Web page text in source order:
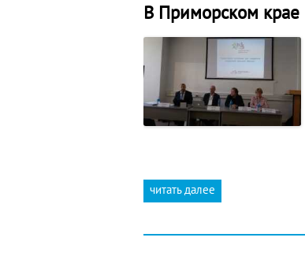
В Приморском крае
читать далее